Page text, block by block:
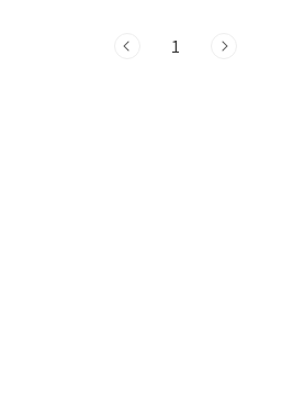
의 손가락버튼을 눌러주시면 블로그에 매
1